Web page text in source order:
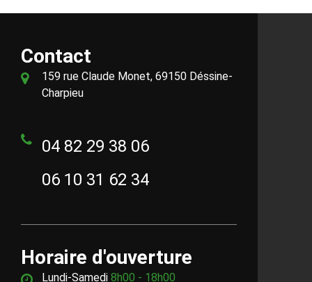
Contact
159 rue Claude Monet, 69150 Déssine-
Charpieu
04 82 29 38 06
06 10 31 62 34
Horaire d'ouverture
Lundi-Samedi 8h00 - 18h00